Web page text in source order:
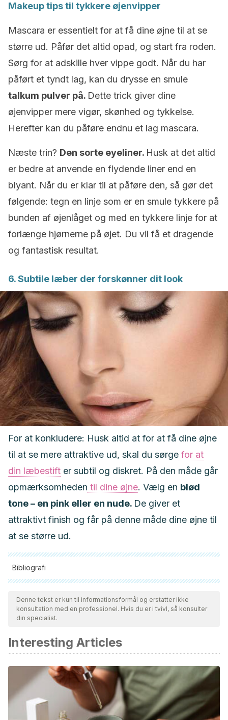
Makeup tips til tykkere øjenvipper
Mascara er essentielt for at få dine øjne til at se
større ud. Påfør det altid opad, og start fra roden.
Sørg for at adskille hver vippe godt. Når du har
påført et tyndt lag, kan du drysse en smule
talkum pulver på. Dette trick giver dine
øjenvipper mere vigør, skønhed og tykkelse.
Herefter kan du påføre endnu et lag mascara.
Næste trin? Den sorte eyeliner. Husk at det altid
er bedre at anvende en flydende liner end en
blyant. Når du er klar til at påføre den, så gør det
følgende: tegn en linje som er en smule tykkere på
bunden af øjenlåget og med en tykkere linje for at
forlænge hjørnerne på øjet. Du vil få et dragende
og fantastisk resultat.
6. Subtile læber der forskønner dit look
For at konkludere: Husk altid at for at få dine øjne
til at se mere attraktive ud, skal du sørge for at
din læbestift er subtil og diskret. På den måde går
opmærksomheden til dine øjne. Vælg en blød
tone – en pink eller en nude. De giver et
attraktivt finish og får på denne måde dine øjne til
at se større ud.
Bibliografi
Alle citerede kilder blev grundigt gennemgået af vores team
for at sikre deres kvalitet, pålidelighed, aktualitet og validitet.
Bibliografien i denne artikel blev betragtet som pålidelig og af
Tubaro, A., Zilli, C., Redaelli, C., & Della Loggia, R.
(1984). Evaluation of antiinflammatory activity of a
chamomile extract after topical application.
Planta medica,
50(04), 359-359. https://www.thieme-
connect.com/products/ejournals/pdf/10.1055/s-2007-
969734.pdf
Denne tekst er kun til informationsformål og erstatter ikke
konsultation med en professionel. Hvis du er i tvivl, så konsulter
din specialist.
Interesting Articles